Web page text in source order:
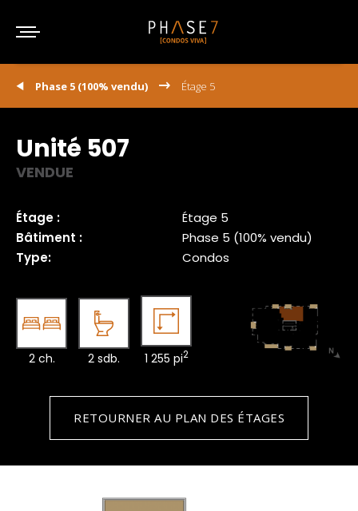
Phase 5 (100% vendu) Étage 5
Unité 507
VENDUE
Étage :
Étage 5
Bâtiment :
Phase 5 (100% vendu)
Type:
Condos
2 ch. 2 sdb. 1 255 pi2
RETOURNER AU PLAN DES ÉTAGES